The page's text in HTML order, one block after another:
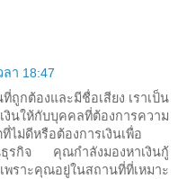
ลา 18:47
ถูกต้องและมีชื่อเสียง เราเป็น
งินให้กับบุคคลที่ต้องการความ
ไม่ดีหรือต้องการเงินเพื่อ
ธุรกิจ คุณกำลังมองหาเงินกู้
พราะคุณอยู่ในสถานที่ที่เหมาะ